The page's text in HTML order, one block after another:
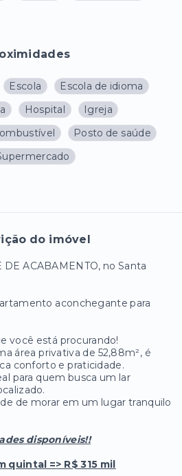
Escola
Escola de idioma
Hospital
Igreja
Posto de saúde
do imóvel
ACABAMENTO, no Santa
aconchegante para
você está procurando!
área privativa de 52,88m², é
conforto e praticidade.
para quem busca um lar
de morar em um lugar tranquilo
disponíveis!!
=> R$ 315 mil